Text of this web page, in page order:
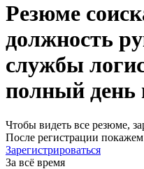
Резюме
должность
службы
полный день
Чтобы видеть все резюме,
После регистрации
Зарегистрироваться
За всё время